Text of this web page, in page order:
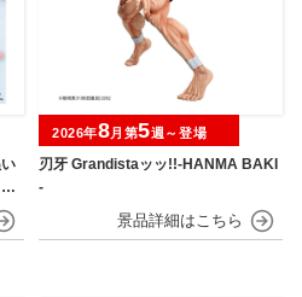
刃牙 Grandistaッッ!!-HANMA BAKI
-
2026年8月第5週～登場